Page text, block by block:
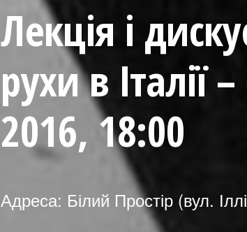
Лекція і
рухи в Італії
2016, 18:00
Адреса: Білий Простір (вул.